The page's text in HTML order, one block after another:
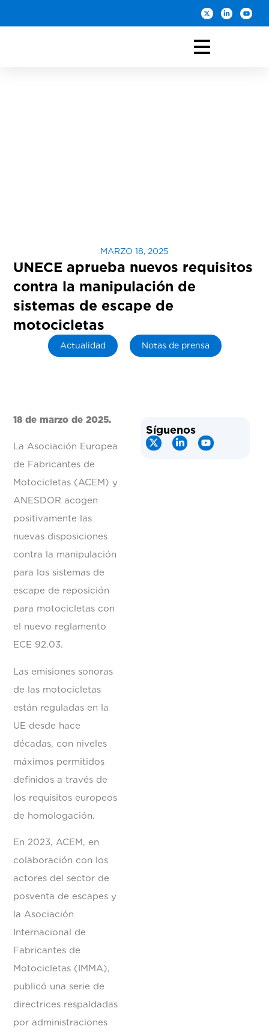
MARZO 18, 2025
UNECE aprueba nuevos requisitos
contra la manipulación de
sistemas de escape de
motocicletas
Actualidad Notas de prensa
18 de marzo de 2025.
La Asociación Europea
de Fabricantes de
Motocicletas (ACEM) y
ANESDOR acogen
positivamente las
nuevas disposiciones
contra la manipulación
para los sistemas de
escape de reposición
para motocicletas con
el nuevo reglamento
ECE 92.03.
Las emisiones sonoras
de las motocicletas
están reguladas en la
UE desde hace
décadas, con niveles
máximos permitidos
definidos a través de
los requisitos europeos
de homologación.
En 2023, ACEM, en
colaboración con los
actores del sector de
posventa de escapes y
la Asociación
Internacional de
Fabricantes de
Motocicletas (IMMA),
publicó una serie de
directrices respaldadas
por administraciones
Síguenos